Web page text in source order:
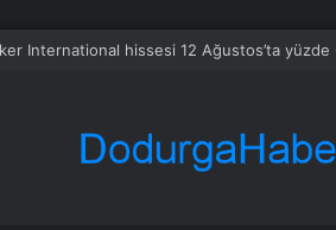
International hissesi 12 Ağustos’ta yüzde